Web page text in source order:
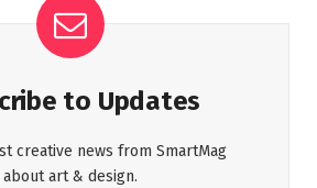
to Updates
creative news from SmartMag
about art & design.